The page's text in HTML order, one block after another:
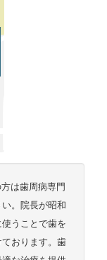
は歯周病専門
。院長が昭和
うことで歯を
おります。歯